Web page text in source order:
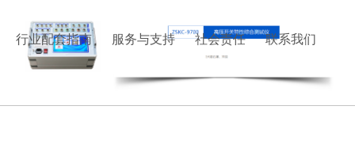
行业配套指南 服务与支持 社会责任 联系我们